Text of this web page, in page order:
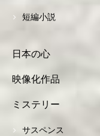
短編小説
日本の心
映像化作品
ミステリー
サスペンス